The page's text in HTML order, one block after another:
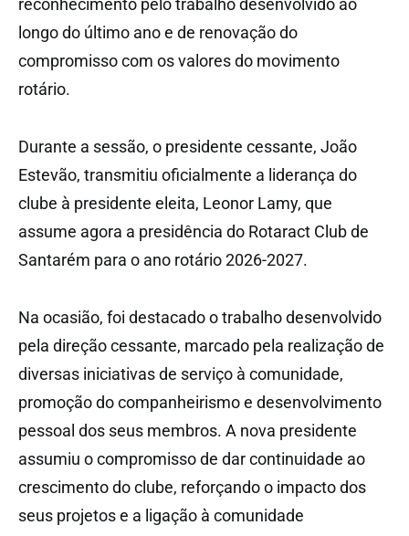
reconhecimento pelo trabalho desenvolvido ao
longo do último ano e de renovação do
compromisso com os valores do movimento
rotário.
Durante a sessão, o presidente cessante, João
Estevão, transmitiu oficialmente a liderança do
clube à presidente eleita, Leonor Lamy, que
assume agora a presidência do Rotaract Club de
Santarém para o ano rotário 2026-2027.
Na ocasião, foi destacado o trabalho desenvolvido
pela direção cessante, marcado pela realização de
diversas iniciativas de serviço à comunidade,
promoção do companheirismo e desenvolvimento
pessoal dos seus membros. A nova presidente
assumiu o compromisso de dar continuidade ao
crescimento do clube, reforçando o impacto dos
seus projetos e a ligação à comunidade